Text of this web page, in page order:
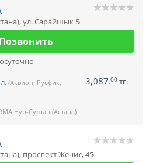
,ул. Сарайшык 5
Позвонить
(Аквион, Русфик,
3,087.00 тг.
Нур-Султан (Астана)
, проспект Женис, 45